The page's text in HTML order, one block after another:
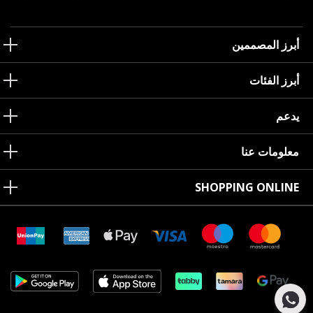
أبرز المصممين
أبرز الفئات
يدعم
معلومات عنا
SHOPPING ONLINE